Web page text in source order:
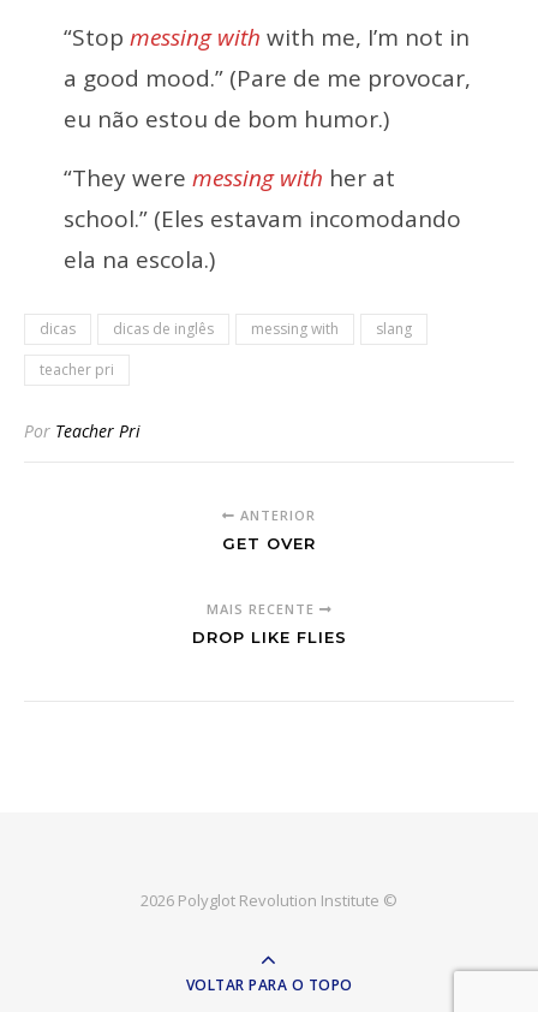
“Stop messing with with me, I’m not in
a good mood.” (Pare de me provocar,
eu não estou de bom humor.)
“They were messing with her at
school.” (Eles estavam incomodando
ela na escola.)
dicas dicas de inglês messing with
slang
teacher pri
Por Teacher Pri
ANTERIOR
GET OVER
MAIS RECENTE
DROP LIKE FLIES
2026 Polyglot Revolution Institute ©
VOLTAR PARA O TOPO